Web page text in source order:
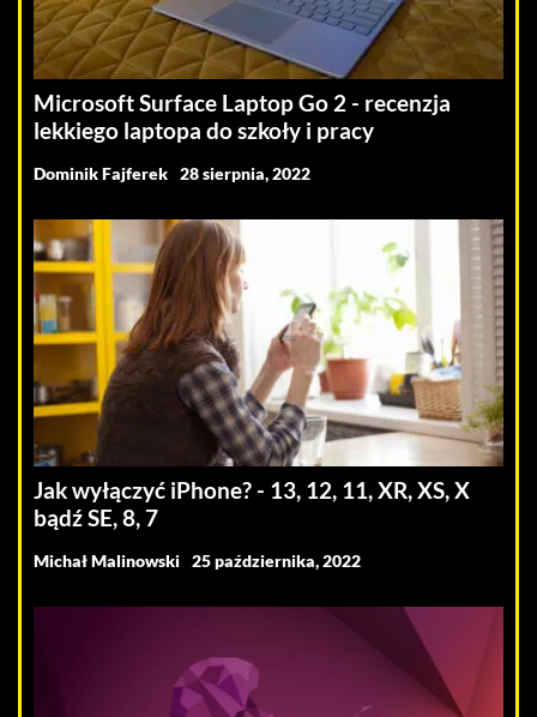
Microsoft Surface Laptop Go 2 - recenzja
lekkiego laptopa do szkoły i pracy
Dominik Fajferek 28 sierpnia, 2022
Jak wyłączyć iPhone? - 13, 12, 11, XR, XS, X
bądź SE, 8, 7
Michał Malinowski 25 października, 2022